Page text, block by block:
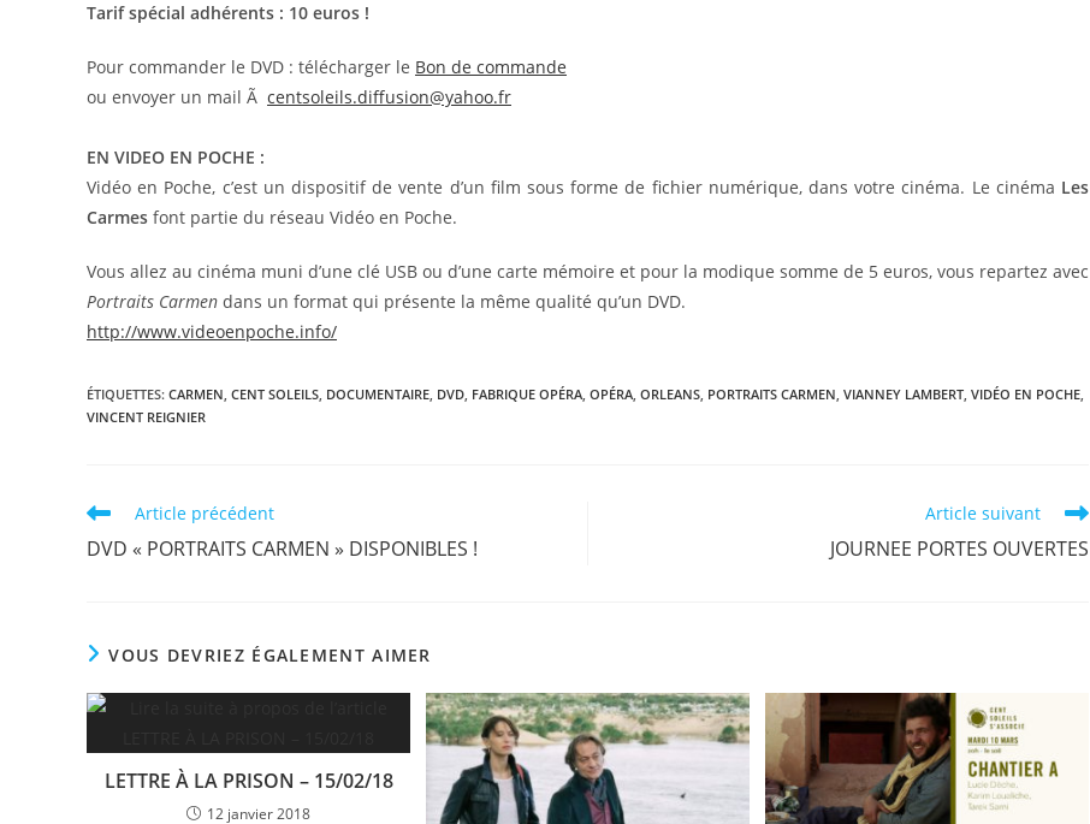
Tarif spécial adhérents : 10 euros !
Pour commander le DVD : télécharger le Bon de commande
ou envoyer un mail Ã centsoleils.diffusion@yahoo.fr
EN VIDEO EN POCHE :
Vidéo en Poche, c’est un dispositif de vente d’un film sous forme de fichier numérique, dans votre cinéma. Le cinéma Les
Carmes font partie du réseau Vidéo en Poche.
Vous allez au cinéma muni d’une clé USB ou d’une carte mémoire et pour la modique somme de 5 euros, vous repartez avec
Portraits Carmen dans un format qui présente la même qualité qu’un DVD.
http://www.videoenpoche.info/
ÉTIQUETTES: CARMEN, CENT SOLEILS, DOCUMENTAIRE, DVD, FABRIQUE OPÉRA, OPÉRA, ORLEANS, PORTRAITS CARMEN, VIANNEY LAMBERT, VIDÉO EN POCHE,
VINCENT REIGNIER
Read
articles
Article précédent
DVD « PORTRAITS CARMEN » DISPONIBLES !
Article suivant
JOURNEE PORTES OUVERTES
VOUS DEVRIEZ ÉGALEMENT AIMER
LETTRE À LA PRISON – 15/02/18
12 janvier 2018